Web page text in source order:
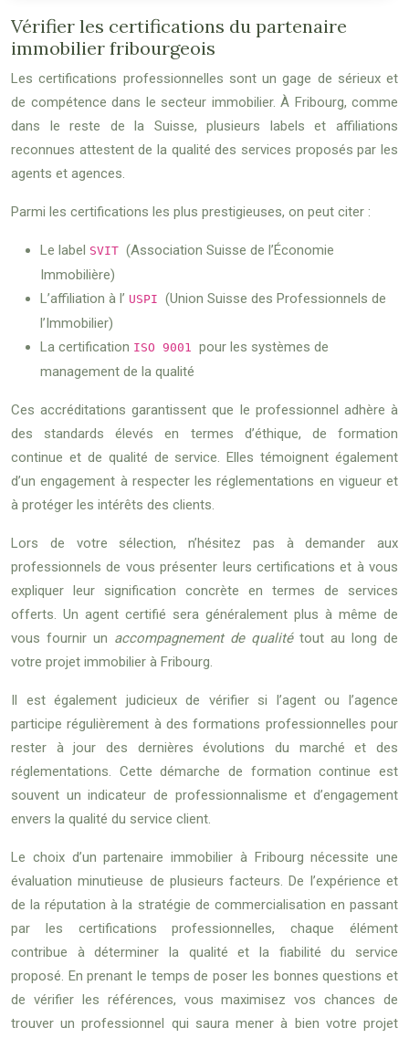
Vérifier les certifications du partenaire
immobilier fribourgeois
Les certifications professionnelles sont un gage de sérieux et
de compétence dans le secteur immobilier. À Fribourg, comme
dans le reste de la Suisse, plusieurs labels et affiliations
reconnues attestent de la qualité des services proposés par les
agents et agences.
Parmi les certifications les plus prestigieuses, on peut citer :
Le label SVIT (Association Suisse de l’Économie
Immobilière)
L’affiliation à l’ USPI (Union Suisse des Professionnels de
l’Immobilier)
La certification ISO 9001 pour les systèmes de
management de la qualité
Ces accréditations garantissent que le professionnel adhère à
des standards élevés en termes d’éthique, de formation
continue et de qualité de service. Elles témoignent également
d’un engagement à respecter les réglementations en vigueur et
à protéger les intérêts des clients.
Lors de votre sélection, n’hésitez pas à demander aux
professionnels de vous présenter leurs certifications et à vous
expliquer leur signification concrète en termes de services
offerts. Un agent certifié sera généralement plus à même de
vous fournir un accompagnement de qualité tout au long de
votre projet immobilier à Fribourg.
Il est également judicieux de vérifier si l’agent ou l’agence
participe régulièrement à des formations professionnelles pour
rester à jour des dernières évolutions du marché et des
réglementations. Cette démarche de formation continue est
souvent un indicateur de professionnalisme et d’engagement
envers la qualité du service client.
Le choix d’un partenaire immobilier à Fribourg nécessite une
évaluation minutieuse de plusieurs facteurs. De l’expérience et
de la réputation à la stratégie de commercialisation en passant
par les certifications professionnelles, chaque élément
contribue à déterminer la qualité et la fiabilité du service
proposé. En prenant le temps de poser les bonnes questions et
de vérifier les références, vous maximisez vos chances de
trouver un professionnel qui saura mener à bien votre projet